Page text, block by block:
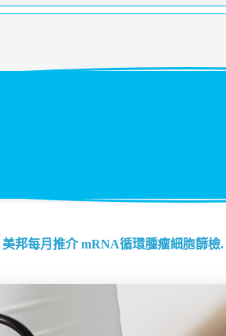
美邦每月推介 mRNA循環腫瘤細胞篩檢.